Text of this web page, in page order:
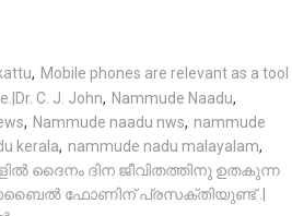
, Mobile phones are relevant as a tool
C. J. John, Nammude Naadu,
, Nammude naadu nws, nammude
kerala, nammude nadu malayalam,
ദൈനം ദിന ജീവിതത്തിനു ഉതകുന്ന
ഫോണിന് പ്രസക്തിയുണ്ട് .|